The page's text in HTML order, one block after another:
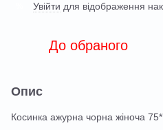
Увійти для відображення
До обраного
Опис
Косинка ажурна чорна жіноча